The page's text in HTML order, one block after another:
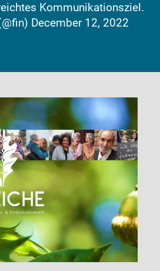
Kommunikationsziel.
December 12, 2022